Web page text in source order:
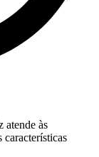
atende às
características